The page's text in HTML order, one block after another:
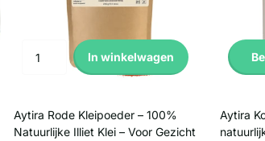
In winkelwagen
Aytira Rode Kleipoeder – 100%
Natuurlijke Illiet Klei – Voor Gezicht
Aytira